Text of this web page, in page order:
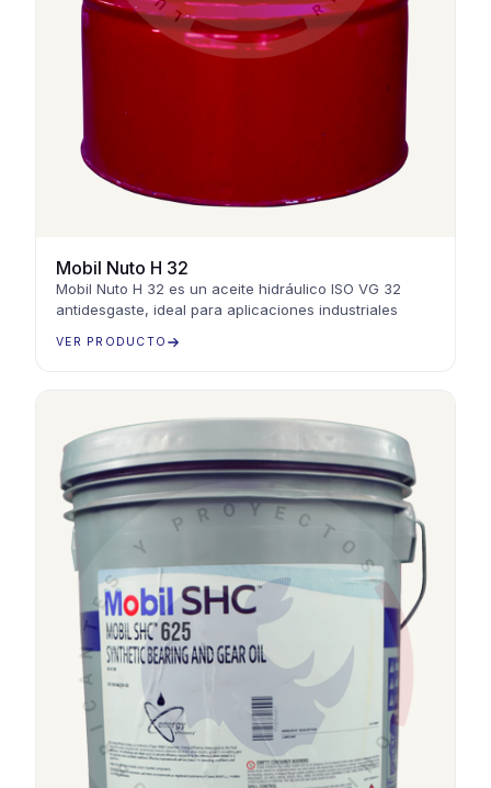
Mobil Nuto H 32
Mobil Nuto H 32 es un aceite hidráulico ISO VG 32
antidesgaste, ideal para aplicaciones industriales
VER PRODUCTO